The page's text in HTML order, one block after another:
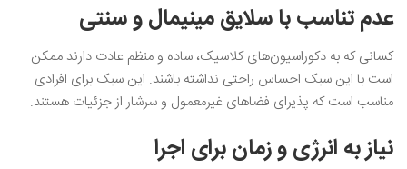
عدم تناسب با سلایق‌ مینیمال و سنتی
کسانی که به دکوراسیون‌های کلاسیک، ساده و منظم عادت دارند ممکن
است با این سبک احساس راحتی نداشته باشند. این سبک برای افرادی
مناسب است که پذیرای فضاهای غیرمعمول و سرشار از جزئیات هستند.
نیاز به انرژی و زمان برای اجرا